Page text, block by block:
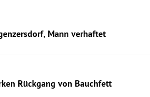
Mann verhaftet
Rückgang von Bauchfett